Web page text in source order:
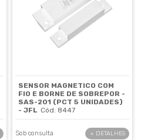
SENSOR MAGNETICO COM
FIO E BORNE DE SOBREPOR -
SAS-201 (PCT 5 UNIDADES)
- JFL Cód: 8447
Sob consulta + DETALHES